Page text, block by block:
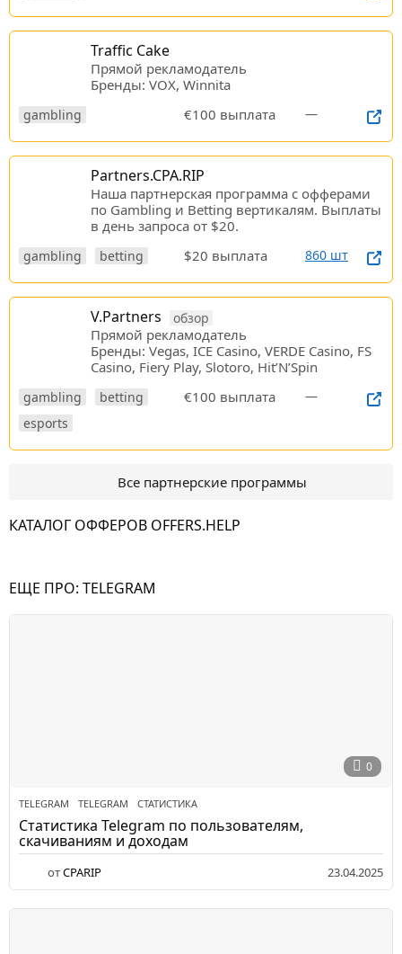
Traffic Cake
Прямой рекламодатель
Бренды: VOX, Winnita
gambling €100 выплата —
Partners.CPA.RIP
Наша партнерская программа c офферами
по Gambling и Betting вертикалям. Выплаты
в день запроса от $20.
gambling betting $20 выплата 860 шт
V.Partners обзор
Прямой рекламодатель
Бренды: Vegas, ICE Casino, VERDE Casino, FS
Casino, Fiery Play, Slotoro, Hit’N’Spin
gambling
betting
esports
€100 выплата —
Все партнерские программы
КАТАЛОГ ОФФЕРОВ OFFERS.HELP
ЕЩЕ ПРО: TELEGRAM
0
TELEGRAM TELEGRAM ,СТАТИСТИКА
Статистика Telegram по пользователям,
скачиваниям и доходам
отCPARIP 23.04.2025